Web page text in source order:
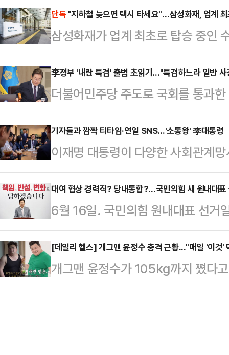
단독 "지하철 늦으면 택시 타세요"…삼성화재, 업계
삼성화재가 업계 최초로 탑승 중인
를 보장해 주는 보험을 선보인다
탑승 중인 수도권 지하철이 30분
를 보장해 주는 '수도권지하철지연
사에 따르면 최근 5년간 지하철 지
상 지연 된 경우는 연 51.4건으로
목적지에 가기 위해 택시를 이용하
계됐다.…
李정부 '내란 특검' 출범 초읽기…"특검하느라 일반
더불어민주당 주도로 국회를 통과
되면서 본격적인 특검 수사가 다음
기존에 진행되었던 수사 내용이 있
특검 이후 기소할 것이 있다면 지귀
가능성이 있다고 전망했다. 전문가
력을 파견받는다면 일반 사건을 담
수사 지연과 부실이 우려된다고 지
재명 대통령은 이날 오…
기자들과 깜짝 티타임·연일 SNS…'소통왕' 李대통령
이재명 대통령이 다양한 사회관계
를 내고, 기자들과 깜짝 티타임을
은 10일 서울 용산 대통령실 구내식
관·황인권 경호처장 등 참모들과
터 국무회의를 주재하다가, 11시
점심 식사를 위해 식당으로 내려왔
옆에 있는 구내매점을 방문해 기자
로 언론과 소통…
대여 협상 경력직? 당내통합?…국민의힘 새 원내대표
6월 16일. 국민의힘 원내대표 선거
원내대표가 권한대행을 맡게 되는
정 관리를 하고 있다.전당대회에
야당'으로서 원내 협상을 진두지휘
요구된다. 국민의힘 관계자들은 차
[데일리 헬스] 개그맨 윤정수 충격 근황..."매일 '이
개그맨 윤정수가 105kg까지 쪘다
9일 유튜브 채널 ‘쥬비스다이어트’